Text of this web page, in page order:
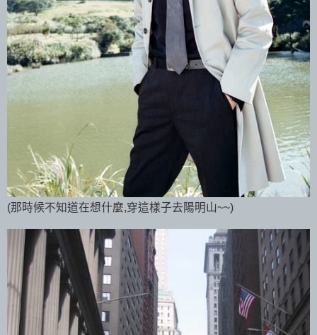
(那時候不知道在想什麼,穿這樣子去陽明山~~)